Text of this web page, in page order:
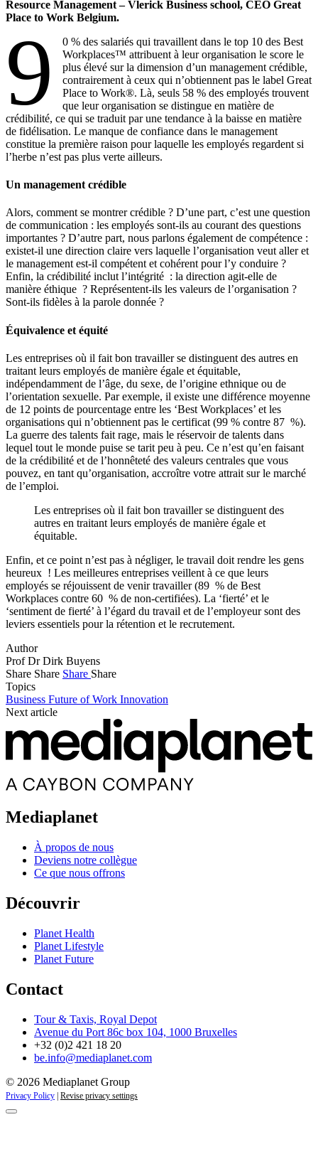
Resource Management – Vlerick Business school, CEO Great
Place to Work Belgium.
9
0 % des salariés qui travaillent dans le top 10 des Best
Workplaces™ attribuent à leur organisation le score le
plus élevé sur la dimension d’un management crédible,
contrairement à ceux qui n’obtiennent pas le label Great
Place to Work®. Là, seuls 58 % des employés trouvent
que leur organisation se distingue en matière de
crédibilité, ce qui se traduit par une tendance à la baisse en matière
de fidélisation. Le manque de confiance dans le management
constitue la première raison pour laquelle les employés regardent si
l’herbe n’est pas plus verte ailleurs.
Un management crédible
Alors, comment se montrer crédible ? D’une part, c’est une question
de communication : les employés sont-ils au courant des questions
importantes ? D’autre part, nous parlons également de compétence :
existet-il une direction claire vers laquelle l’organisation veut aller et
le management est-il compétent et cohérent pour l’y conduire ?
Enfin, la crédibilité inclut l’intégrité : la direction agit-elle de
manière éthique ? Représentent-ils les valeurs de l’organisation ?
Sont-ils fidèles à la parole donnée ?
Équivalence et équité
Les entreprises où il fait bon travailler se distinguent des autres en
traitant leurs employés de manière égale et équitable,
indépendamment de l’âge, du sexe, de l’origine ethnique ou de
l’orientation sexuelle. Par exemple, il existe une différence moyenne
de 12 points de pourcentage entre les ‘Best Workplaces’ et les
organisations qui n’obtiennent pas le certificat (99 % contre 87 %).
La guerre des talents fait rage, mais le réservoir de talents dans
lequel tout le monde puise se tarit peu à peu. Ce n’est qu’en faisant
de la crédibilité et de l’honnêteté des valeurs centrales que vous
pouvez, en tant qu’organisation, accroître votre attrait sur le marché
de l’emploi.
Les entreprises où il fait bon travailler se distinguent des
autres en traitant leurs employés de manière égale et
équitable.
Enfin, et ce point n’est pas à négliger, le travail doit rendre les gens
heureux ! Les meilleures entreprises veillent à ce que leurs
employés se réjouissent de venir travailler (89 % de Best
Workplaces contre 60 % de non-certifiées). La ‘fierté’ et le
‘sentiment de fierté’ à l’égard du travail et de l’employeur sont des
leviers essentiels pour la rétention et le recrutement.
Author
Prof Dr Dirk Buyens
Share Share Share Share
Topics
Business Future of Work Innovation
Next article
Mediaplanet
À propos de nous
Deviens notre collègue
Ce que nous offrons
Découvrir
Planet Health
Planet Lifestyle
Planet Future
Contact
Tour & Taxis, Royal Depot
Avenue du Port 86c box 104, 1000 Bruxelles
+32 (0)2 421 18 20
be.info@mediaplanet.com
© 2026 Mediaplanet Group
Privacy Policy | Revise privacy settings